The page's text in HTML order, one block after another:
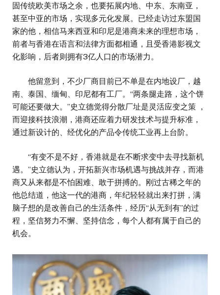
固传统欧美市场之余，也要拓展内地、中东、东南亚，
甚至中亚的市场，实现多元化发展。已经走访过东盟国
家的他，相信马来西亚和印尼是港商未来的理想市场，
前者与香港在语言和法律方面都相通，且受香港影视文
化影响，后者则拥有3亿人口的市场潜力。
他留意到，不少厂商目前已不单是在内地设厂，越
南、泰国、缅甸、印尼都有工厂。“两条腿走路，这个饼
可能还要做大。”史立德觉得分散厂址是灵活应变之策 ，
而迎接科技浪潮，港商还应着力研发技术与提升标准，
通过新设计的、经优化的产品令传统工业再上台阶。
“有变不是不好，香港就是在不断求变中去寻找新机
遇。”史立德认为，开拓新兴市场机遇与挑战并存，而港
商又从来都是不怕困难、敢于拼搏的。刚过古稀之年的
他总结道，他这一代的港商，年纪轻轻就出来打拼，满
脑子想的是改善自己的生活条件，经历“从无到有”的过
程，坚信努力不懈、坚持信念，每个人都有属于自己的
机会。